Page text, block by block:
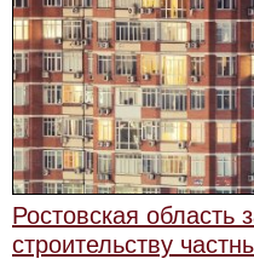
Ростовская
строительству